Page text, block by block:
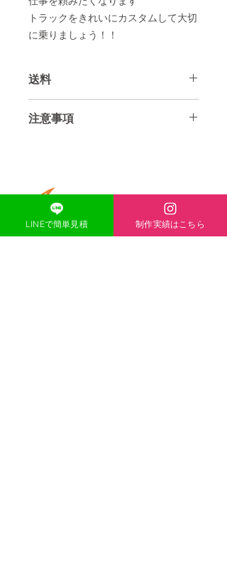
トラックをきれいにカスタムして大切
に乗りましょう！！
送料
北海道、沖縄、離島は＋1100円とな
注意事項
料金になります。
文字や、柄を変更する場合は別途その
分の加工費が必要となります
文字や柄のレーザー加工費は加工距離
ONE-HEART
​ACCESS
〒671-1136
LINEで簡単見積 制作実績はこちら